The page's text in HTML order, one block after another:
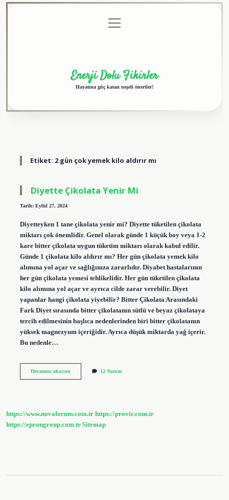
menüyü
aç
Enerji Dolu Fikirler
Hayatına güç katan neşeli öneriler!
Etiket: 2 gün çok yemek kilo aldırır mı
Diyette Çikolata Yenir Mi
Tarih: Eylül 27, 2024
Diyetteyken 1 tane çikolata yenir mi? Diyette tüketilen çikolata
miktarı çok önemlidir. Genel olarak günde 1 küçük boy veya 1-2
kare bitter çikolata uygun tüketim miktarı olarak kabul edilir.
Günde 1 çikolata kilo aldırır mı? Her gün çikolata yemek kilo
alımına yol açar ve sağlığınıza zararlıdır. Diyabet hastalarının
her gün çikolata yemesi tehlikelidir. Her gün tüketilen çikolata
kilo alımına yol açar ve ayrıca cilde zarar verebilir. Diyet
yapanlar hangi çikolata yiyebilir? Bitter Çikolata Arasındaki
Fark Diyet sırasında bitter çikolatanın sütlü ve beyaz çikolataya
tercih edilmesinin başlıca nedenlerinden biri bitter çikolatanın
yüksek magnezyum içeriğidir. Ayrıca düşük miktarda yağ içerir.
Bu nedenle…
Devamını okuyunDiyette
12 Yorum
https://www.novaforum.com.tr https://provir.com.tr
https://eprongroup.com.tr Sitemap